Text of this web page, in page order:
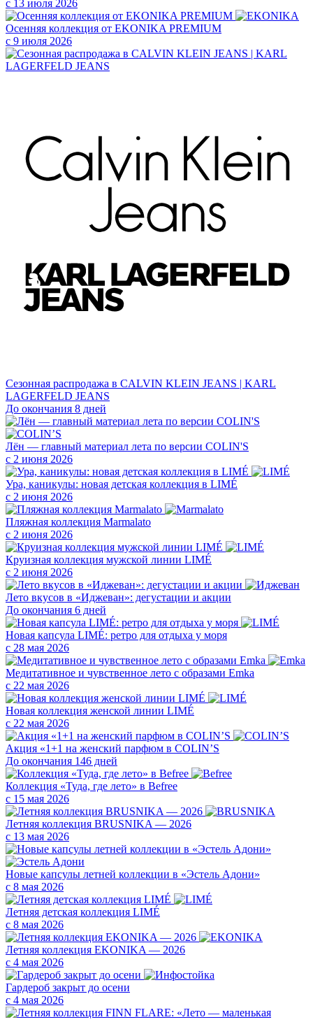
с 13 июля 2026
Осенняя коллекция от EKONIKA PREMIUM
с 9 июля 2026
Сезонная распродажа в CALVIN KLEIN JEANS | KARL
LAGERFELD JEANS
До окончания 8 дней
Лён — главный материал лета по версии COLIN'S
с 2 июня 2026
Ура, каникулы: новая детская коллекция в LIMÉ
с 2 июня 2026
Пляжная коллекция Marmalato
с 2 июня 2026
Круизная коллекция мужской линии LIMÉ
с 2 июня 2026
Лето вкусов в «Иджеван»: дегустации и акции
До окончания 6 дней
Новая капсула LIMÉ: ретро для отдыха у моря
с 28 мая 2026
Медитативное и чувственное лето с образами Emka
с 22 мая 2026
Новая коллекция женской линии LIMÉ
с 22 мая 2026
Акция «1+1 на женский парфюм в COLIN’S
До окончания 146 дней
Коллекция «Туда, где лето» в Befree
с 15 мая 2026
Летняя коллекция BRUSNIKA — 2026
с 13 мая 2026
Новые капсулы летней коллекции в «Эстель Адони»
с 8 мая 2026
Летняя детская коллекция LIMÉ
с 8 мая 2026
Летняя коллекция EKONIKA — 2026
с 4 мая 2026
Гардероб закрыт до осени
с 4 мая 2026